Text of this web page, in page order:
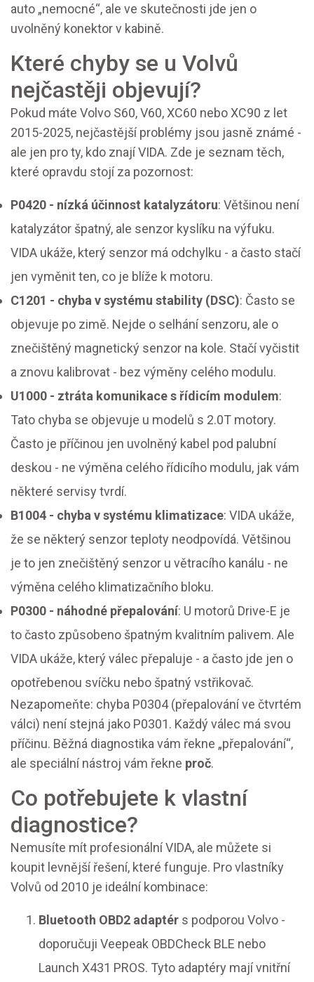
auto „nemocné“, ale ve skutečnosti jde jen o
uvolněný konektor v kabině.
Které chyby se u Volvů
nejčastěji objevují?
Pokud máte Volvo S60, V60, XC60 nebo XC90 z let
2015-2025, nejčastější problémy jsou jasně známé -
ale jen pro ty, kdo znají VIDA. Zde je seznam těch,
které opravdu stojí za pozornost:
P0420 - nízká účinnost katalyzátoru: Většinou není
katalyzátor špatný, ale senzor kyslíku na výfuku.
VIDA ukáže, který senzor má odchylku - a často stačí
jen vyměnit ten, co je blíže k motoru.
C1201 - chyba v systému stability (DSC): Často se
objevuje po zimě. Nejde o selhání senzoru, ale o
znečištěný magnetický senzor na kole. Stačí vyčistit
a znovu kalibrovat - bez výměny celého modulu.
U1000 - ztráta komunikace s řídicím modulem:
Tato chyba se objevuje u modelů s 2.0T motory.
Často je příčinou jen uvolněný kabel pod palubní
deskou - ne výměna celého řídicího modulu, jak vám
některé servisy tvrdí.
B1004 - chyba v systému klimatizace: VIDA ukáže,
že se některý senzor teploty neodpovídá. Většinou
je to jen znečištěný senzor u větracího kanálu - ne
výměna celého klimatizačního bloku.
P0300 - náhodné přepalování: U motorů Drive-E je
to často způsobeno špatným kvalitním palivem. Ale
VIDA ukáže, který válec přepaluje - a často jde jen o
opotřebenou svíčku nebo špatný vstřikovač.
Nezapomeňte: chyba P0304 (přepalování ve čtvrtém
válci) není stejná jako P0301. Každý válec má svou
příčinu. Běžná diagnostika vám řekne „přepalování“,
ale speciální nástroj vám řekne proč.
Co potřebujete k vlastní
diagnostice?
Nemusíte mít profesionální VIDA, ale můžete si
koupit levnější řešení, které funguje. Pro vlastníky
Volvů od 2010 je ideální kombinace:
Bluetooth OBD2 adaptér s podporou Volvo -
doporučuji Veepeak OBDCheck BLE nebo
Launch X431 PROS. Tyto adaptéry mají vnitřní